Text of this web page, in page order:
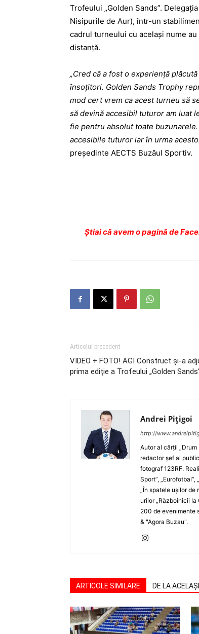
Trofeului „Golden Sands”.
Nisipurile de Aur), într-un
cadrul turneului cu același nume
distanță.
„Cred că a fost o experiență
însoțitori. Golden Sands Trophy
mod cert vrem ca acest turneu să
să devină accesibil tuturor am luat
fie pentru absolut toate
accesibile tuturor iar în urma
președinte AECTS Buzăul Sportiv.
Ştiai că avem o pagină de
Articolul precedent
VIDEO + FOTO! AGI Construct și-a
prima ediție a Trofeului „Golden
Andrei Pițigoi
http://
Autor al cărţii
redactor şef al
fotograf 123RF.
Sport”,
„În spatele uşilor de
urilor „Războinicii la
200 de evenimente
& "Agora Buzau".
ARTICOLE SIMILARE DE LA